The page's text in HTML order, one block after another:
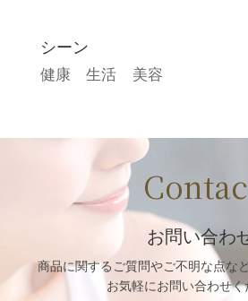
シーン
健康 生活 美容
お問い合わ
商品に関するご質問やご不明な点な
お気軽にお問い合わせく